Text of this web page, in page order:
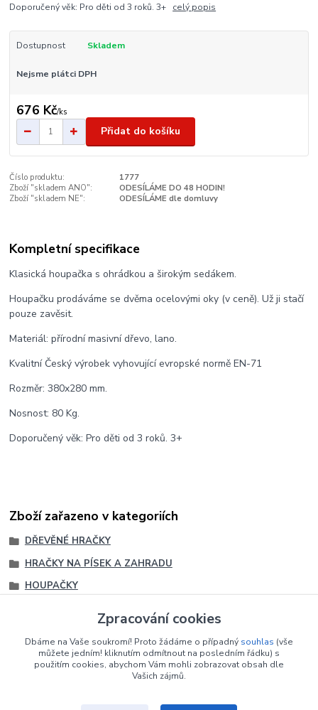
Doporučený věk: Pro děti od 3 roků. 3+ celý popis
Dostupnost Skladem
Nejsme plátci DPH
676 Kč/ks
Přidat do košíku
Číslo produktu:
1777
Zboží "skladem ANO":
ODESÍLÁME DO 48 HODIN!
Zboží "skladem NE":
ODESÍLÁME dle domluvy
Kompletní specifikace
Klasická houpačka s ohrádkou a širokým sedákem.
Houpačku prodáváme se dvěma ocelovými oky (v ceně). Už ji stačí
pouze zavěsit.
Materiál: přírodní masivní dřevo, lano.
Kvalitní Český výrobek vyhovující evropské normě EN-71
Rozměr: 380x280 mm.
Nosnost: 80 Kg.
Doporučený věk: Pro děti od 3 roků. 3+
Zboží zařazeno v kategoriích
DŘEVĚNÉ HRAČKY
HRAČKY NA PÍSEK A ZAHRADU
HOUPAČKY
DŘEVĚNÉ
Zpracování cookies
Dbáme na Vaše soukromí! Proto žádáme o případný souhlas (vše
můžete jedním! kliknutím odmítnout na posledním řádku) s
použitím cookies, abychom Vám mohli zobrazovat obsah dle
Vašich zájmů.